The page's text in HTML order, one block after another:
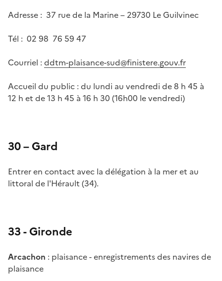
Adresse : 37 rue de la Marine – 29730 Le Guilvinec
Tél : 02 98 76 59 47
Courriel : ddtm-plaisance-sud@finistere.gouv.fr
Accueil du public : du lundi au vendredi de 8 h 45 à
12 h et de 13 h 45 à 16 h 30 (16h00 le vendredi)
30 – Gard
Entrer en contact avec la délégation à la mer et au
littoral de l'Hérault (34).
33 - Gironde
Arcachon : plaisance - enregistrements des navires de
plaisance